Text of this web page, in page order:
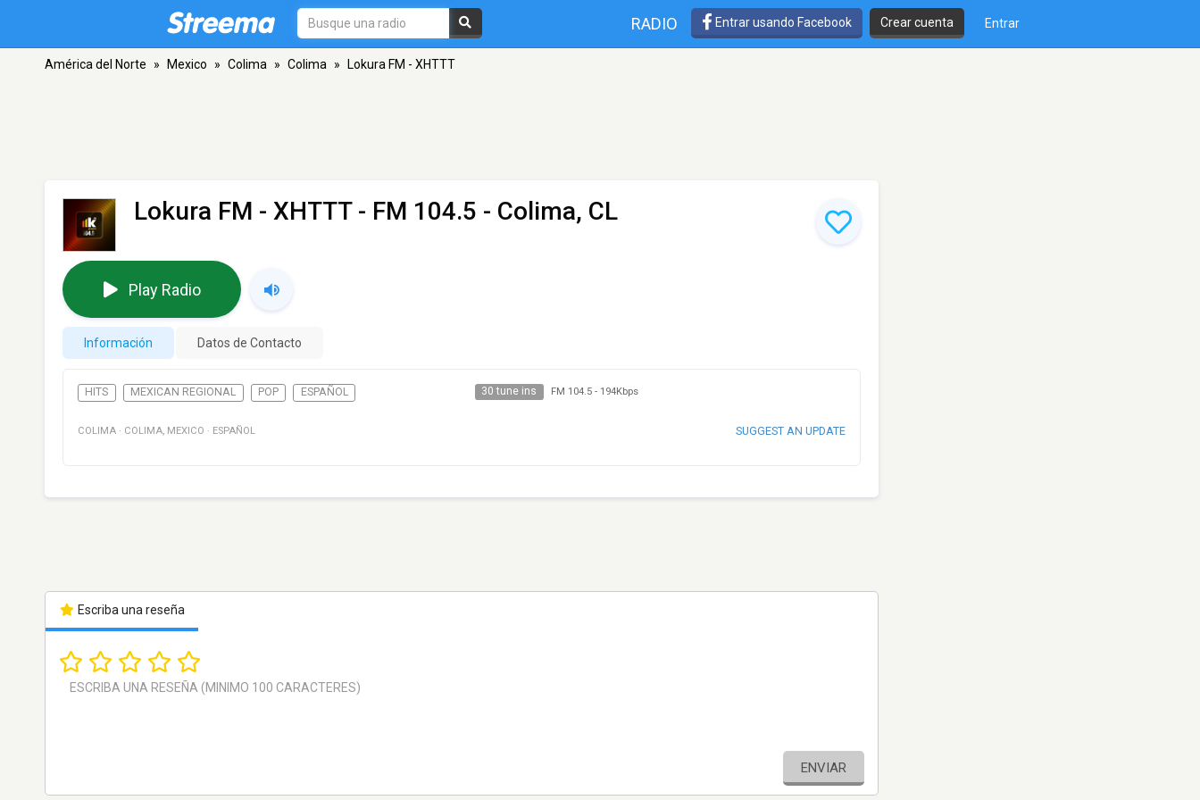
RADIO Entrar usando Facebook Crear cuenta Entrar
América del Norte » Mexico » Colima » Colima » Lokura FM - XHTTT
Lokura FM - XHTTT- FM 104.5 - Colima, CL
Play Radio
Información Datos de Contacto
HITS MEXICAN REGIONAL POP ESPAÑOL 30 tune ins FM 104.5- 194Kbps
COLIMA · COLIMA, MEXICO · ESPAÑOL SUGGEST AN UPDATE
Escriba una reseña
ENVIAR